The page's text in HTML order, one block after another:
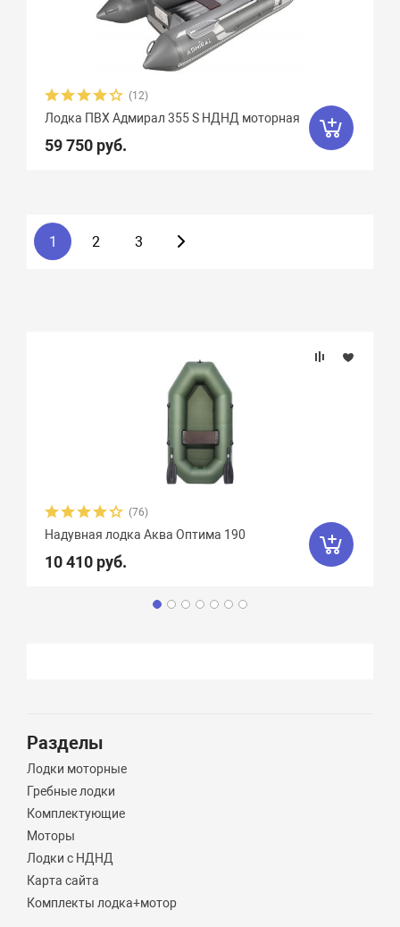
(12)
Лодка ПВХ Адмирал 355 S НДНД моторная
59 750 руб.
1 2 3
(76)
Надувная лодка Аква Оптима 190
10 410 руб.
Разделы
Лодки моторные
Гребные лодки
Комплектующие
Моторы
Лодки с НДНД
Карта сайта
Комплекты лодка+мотор